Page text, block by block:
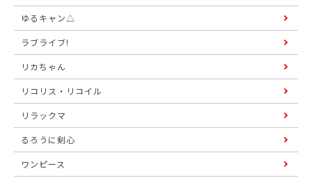
ゆるキャン△
ラブライブ!
リカちゃん
リコリス・リコイル
リラックマ
るろうに剣心
ワンピース